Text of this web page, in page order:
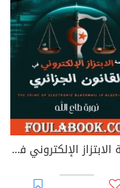
جريمة الابتزاز الإلكتروني في القانون الجزائري